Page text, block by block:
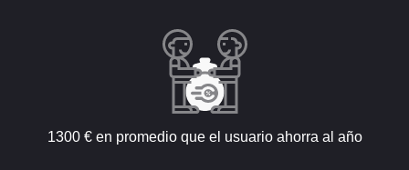
1300 € en promedio que el usuario ahorra al año